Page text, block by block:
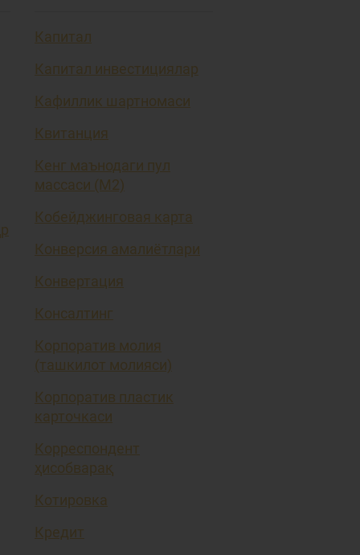
Капитал
Капитал инвестициялар
Кафиллик шартномаси
Квитанция
Кенг маънодаги пул
массаси (М2)
Кобейджинговая карта
Конверсия амалиётлари
Конвертация
Консалтинг
Корпоратив молия
(ташкилот молияси)
Корпоратив пластик
карточкаси
Корреспондент
ҳисобварақ
Котировка
Кредит